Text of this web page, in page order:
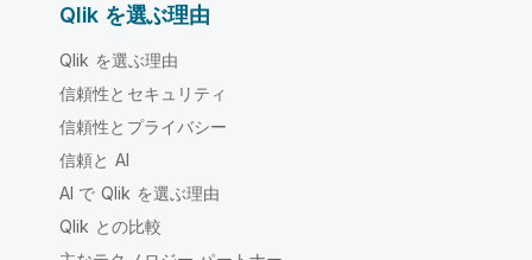
Qlik を選ぶ理由
Qlik を選ぶ理由
信頼性とセキュリティ
信頼性とプライバシー
信頼と AI
AI で Qlik を選ぶ理由
Qlik との比較